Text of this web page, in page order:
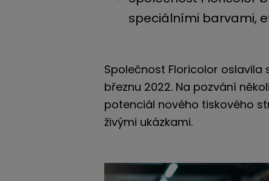
speciálními barvami,
Společnost Floricolor oslavila
březnu 2022. Na pozvání
potenciál nového tiskového
živými ukázkami.